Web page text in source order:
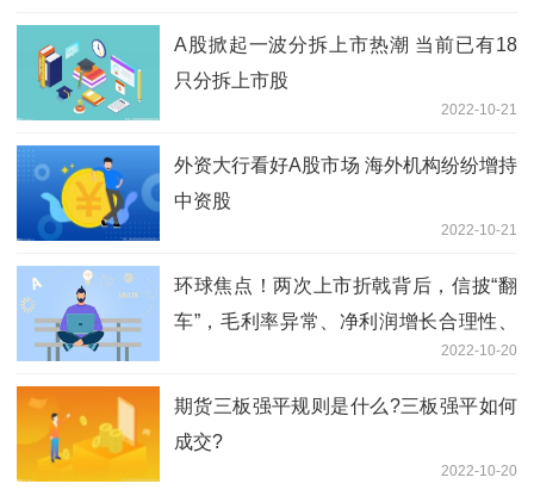
A股掀起一波分拆上市热潮 当前已有18
只分拆上市股
2022-10-21
外资大行看好A股市场 海外机构纷纷增持
中资股
2022-10-21
环球焦点！两次上市折戟背后，信披“翻
车”，毛利率异常、净利润增长合理性、
2022-10-20
期货三板强平规则是什么?三板强平如何
成交?
2022-10-20